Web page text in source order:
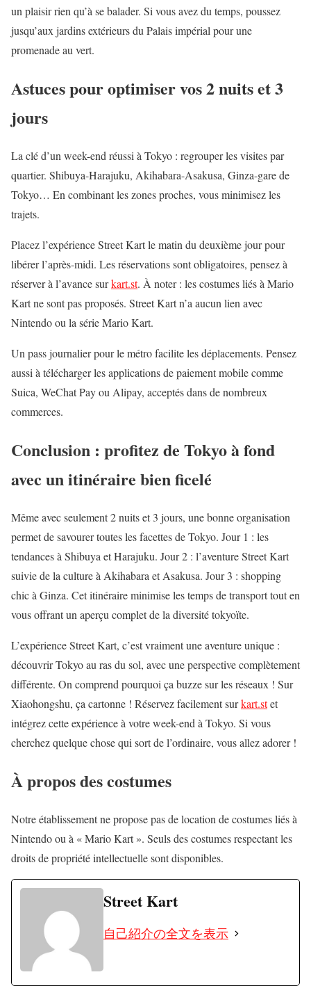
un plaisir rien qu’à se balader. Si vous avez du temps, poussez
jusqu’aux jardins extérieurs du Palais impérial pour une
promenade au vert.
Astuces pour optimiser vos 2 nuits et 3
jours
La clé d’un week-end réussi à Tokyo : regrouper les visites par
quartier. Shibuya-Harajuku, Akihabara-Asakusa, Ginza-gare de
Tokyo… En combinant les zones proches, vous minimisez les
trajets.
Placez l’expérience Street Kart le matin du deuxième jour pour
libérer l’après-midi. Les réservations sont obligatoires, pensez à
réserver à l’avance surkart.st. À noter : les costumes liés à Mario
Kart ne sont pas proposés. Street Kart n’a aucun lien avec
Nintendo ou la série Mario Kart.
Un pass journalier pour le métro facilite les déplacements. Pensez
aussi à télécharger les applications de paiement mobile comme
Suica, WeChat Pay ou Alipay, acceptés dans de nombreux
commerces.
Conclusion : profitez de Tokyo à fond
avec un itinéraire bien ficelé
Même avec seulement 2 nuits et 3 jours, une bonne organisation
permet de savourer toutes les facettes de Tokyo. Jour 1 : les
tendances à Shibuya et Harajuku. Jour 2 : l’aventure Street Kart
suivie de la culture à Akihabara et Asakusa. Jour 3 : shopping
chic à Ginza. Cet itinéraire minimise les temps de transport tout en
vous offrant un aperçu complet de la diversité tokyoïte.
L’expérience Street Kart, c’est vraiment une aventure unique :
découvrir Tokyo au ras du sol, avec une perspective complètement
différente. On comprend pourquoi ça buzze sur les réseaux ! Sur
Xiaohongshu, ça cartonne ! Réservez facilement surkart.stet
intégrez cette expérience à votre week-end à Tokyo. Si vous
cherchez quelque chose qui sort de l’ordinaire, vous allez adorer !
À propos des costumes
Notre établissement ne propose pas de location de costumes liés à
Nintendo ou à « Mario Kart ». Seuls des costumes respectant les
droits de propriété intellectuelle sont disponibles.
Street Kart
自己紹介の全文を表示